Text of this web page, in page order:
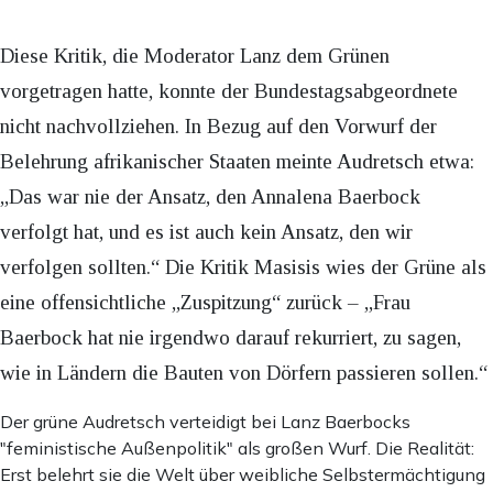
Diese Kritik, die Moderator Lanz dem Grünen
vorgetragen hatte, konnte der Bundestagsabgeordnete
nicht nachvollziehen. In Bezug auf den Vorwurf der
Belehrung afrikanischer Staaten meinte Audretsch etwa:
„Das war nie der Ansatz, den Annalena Baerbock
verfolgt hat, und es ist auch kein Ansatz, den wir
verfolgen sollten.“ Die Kritik Masisis wies der Grüne als
eine offensichtliche „Zuspitzung“ zurück – „Frau
Baerbock hat nie irgendwo darauf rekurriert, zu sagen,
wie in Ländern die Bauten von Dörfern passieren sollen.“
Der grüne Audretsch verteidigt bei Lanz Baerbocks
"feministische Außenpolitik" als großen Wurf. Die Realität:
Erst belehrt sie die Welt über weibliche Selbstermächtigung